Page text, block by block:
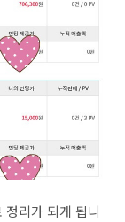
리가 되게 됩니